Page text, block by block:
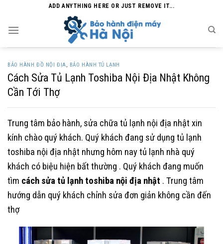
content
ADD ANYTHING HERE OR JUST REMOVE IT...
BẢO HÀNH ĐỒ NỘI ĐỊA, BẢO HÀNH TỦ LẠNH
Cách Sửa Tủ Lạnh Toshiba Nội Địa Nhật Không
Cần Tới Thợ
Trung tâm bảo hành, sửa chữa tủ lạnh nội địa nhật xin
kính chào quý khách. Quý khách đang sử dụng tủ lạnh
toshiba nội địa nhật nhưng hôm nay tủ lạnh nhà quý
khách có biệu hiện bất thường . Quý khách đang muốn
tìm cách sửa tủ lạnh toshiba nội địa nhật . Trung tâm
hướng dẫn quý khách chỉnh sửa đơn giản không cần đến
thợ